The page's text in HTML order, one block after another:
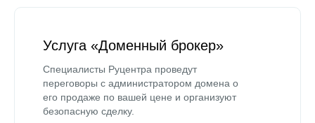
Услуга «Доменный брокер»
Специалисты Руцентра проведут
переговоры с администратором домена о
его продаже по вашей цене и организуют
безопасную сделку.